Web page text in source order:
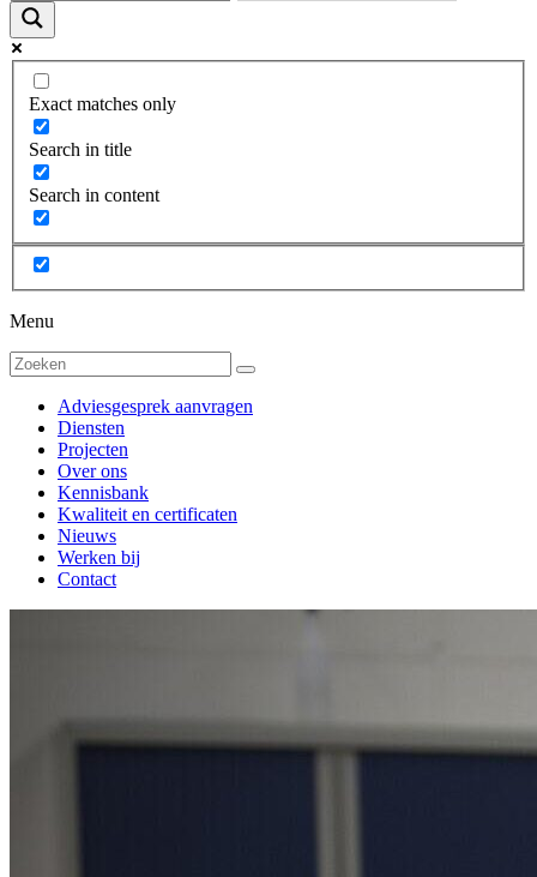
Exact matches only
Search in title
Search in content
Menu
Adviesgesprek aanvragen
Diensten
Projecten
Over ons
Kennisbank
Kwaliteit en certificaten
Nieuws
Werken bij
Contact